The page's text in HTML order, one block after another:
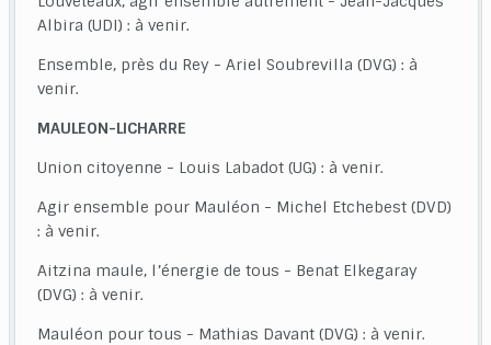
Albira (UDI) : à venir.
Ensemble, près du Rey - Ariel Soubrevilla (DVG) : à
venir.
MAULEON-LICHARRE
Union citoyenne - Louis Labadot (UG) : à venir.
Agir ensemble pour Mauléon - Michel Etchebest (DVD)
: à venir.
Aitzina maule, l’énergie de tous - Benat Elkegaray
(DVG) : à venir.
Mauléon pour tous - Mathias Davant (DVG) : à venir.